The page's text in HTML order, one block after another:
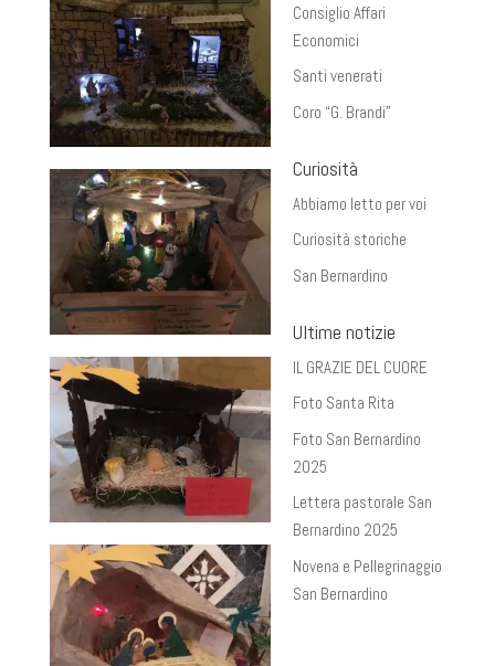
Consiglio Affari
Economici
Santi venerati
Coro “G. Brandi”
Curiosità
Abbiamo letto per voi
Curiosità storiche
San Bernardino
Ultime notizie
IL GRAZIE DEL CUORE
Foto Santa Rita
Foto San Bernardino
2025
Lettera pastorale San
Bernardino 2025
Novena e Pellegrinaggio
San Bernardino